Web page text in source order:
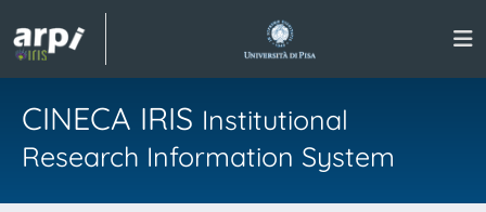
CINECA IRIS Institutional
Research Information System